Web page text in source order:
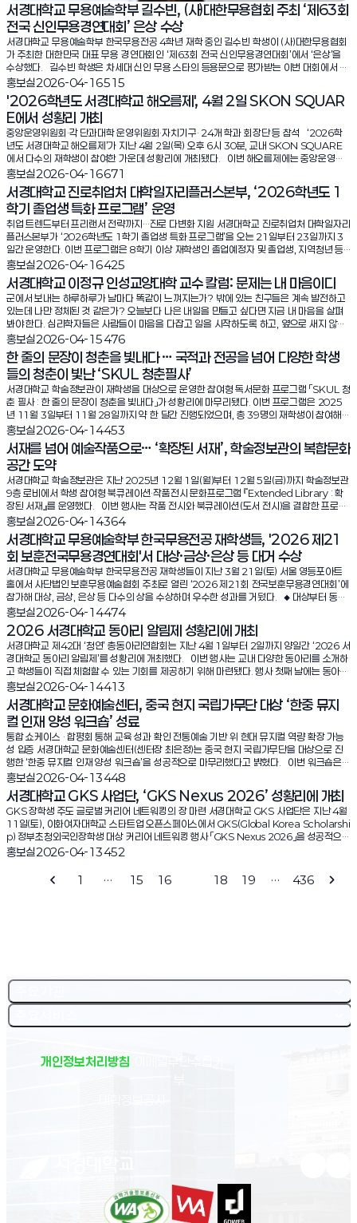
서경대학교 무용예술학부 길수빈, (사)대한무용협회 주최 ‘제63회
전국 신인무용경연대회’ 은상 수상
서경대학교 무용예술학부 한국무용전공 4학년 재학 중인 길수빈 학생이 (사)대한무용협회
가 주최한 대한민국 대표 무용 경연대회인 ‘제63회 전국 신인무용경연대회’에서 ‘은상’을
수상했다. 길수빈 학생은 차세대 신인 무용 스타의 등용문으로 평가받는 이번 대회에서 지
난 3월 28일(토) 열린 한국무용 전통명작무 부문에 ‘여울’이라는 작품으로 출전해 본선에
진출했다. 이어 4월 3일(금) 개최된 본선 무대에서 치열한 경연 끝에 ‘은상’을 수상하는 성
과를 거뒀다. 이번 대회 참가와 수상은 학생 개인의 기량과 경험을 한층 더 발전시키는 계
기가 되었을 뿐만 아니라, 서경대학교 무용예술학부의 우수성을 널리 알리고 학교의 위상을
높이는 데에도 크게 기여했다.
홍보실2026-04-16조회수:
515
'2026학년도 서경대학교 해오름제', 4월 2일 SKON SQUAR
E에서 성황리 개최
중앙운영위원회·각 단과대학 운영위원회·자치기구· 24개 학과 회장단 등 참석 ‘2026학
년도 서경대학교 해오름제’가 지난 4월 2일(목) 오후 6시 30분, 교내 SKON SQUARE
에서 다수의 재학생이 참여한 가운데 성황리에 개최됐다. 이번 해오름제에는 중앙운영위
원회인 총학생회를 비롯해 각 단과대학(이공대학, 사회과학대학, 인문과학대학, 예술대학,
미래융합대학) 학생회, 자치기구(신문사, 총동아리연합회), 그리고 각 학과(부) 회장단과 단
과대학 소속 국장 및 수습부원, 일반 학우들이 참석해 자리를 빛냈다. 해오름제는 대학 구
성원들이 한 해의 안녕과 무사를 기원하며 결속을 다지는 행사로, 향후 진행될 다양한 교내
행사의 안전을 기원하는 의미를 담고 있다. 이날 행사에서는 무대 중앙에 제사상이 마련됐
으며, 돼지 머리를 포함한 제물 앞에서 참석자들이 두 차례 절을 올리고 막걸리를 나누는 순
서로 진행됐다. 제사는 총학생회를 시작으로 인문과학대학, 사회과학대학, 이공대학, 예술
대학, 미래융합대학, 자치기구 순으로 이어졌다. 이날 해오름제는 교내 주요 학생 대표자들
의 노고를 격려하고 향후 활동의 안전을 기원하는 취지로 진행됐으며, 총학생회의 제사를
끝으로 마무리됐다. 해오름제를 주관한 서경대학교 제54대 'CO:RE' 총학생회 총학생회장
구진모(불어전공 23학번) 학우는 “2026년 새 학기를 맞아 진행된 해오름제를 통해 교내
모든 구성원들이 뜻하는 바를 이루고, 앞으로 이어질 다양한 행사 또한 안전하고 성공적으
로 진행되기를 바란다”며 “특히 다가오는 대동제 역시 즐겁고 뜻깊은 축제가 되기를 기원한
다”고 전했다. 사회과학대학 제28대 학생회 ‘여정’ 학생회장 유아영(군사학과 23학번) 학
우는 “먼저 동아리 알림제와 해오름제를 위해 힘써준 총동아리연합회에 깊은 감사의 말씀
을 드린다”며 “여정 사회과학대를 비롯해 경영학부, 공공인재학부, 군사학과, 아동청소년학
과 등 모든 단위 학과 학생회가 올 한 해 동안 사고 없이 안전하게 활동하며, 각자의 목표를
잘 이루어 나가기를 바란다”고 전했다. 미래융합대학 제2학생회 ‘영원’ 학생회장 정채윤(공
공인재전공 23학번) 학우는 “새롭게 시작하는 한 해인 만큼 모든 학우들이 각자의 자리에
서 최선을 다해 의미 있는 시간을 보내길 바란다”며 “앞으로 진행될 다양한 학내 활동과 행
사 속에서 서로 협력하고 배려하며 좋은 분위기를 만들어가길 기대한다”고 말했다. 이어
“모든 일정이 안전하게 진행되고, 학우 모두가 만족할 수 있는 한 해가 되길 바라며, 학생회
역시 학우들의 목소리에 귀 기울여 더 나은 학교생활을 위해 노력하겠다”고 덧붙였다. 이
번 해오름제는 새 학기의 시작을 알리며 학우들의 단합과 안전을 기원하는 자리로 의미를
더했다. 앞으로 이어질 다양한 교내 행사 또한 모든 구성원의 참여 속에서 안전하고 성공적
으로 진행되길 기대한다. <홍보실=최다희 학생기자>
홍보실2026-04-16조회수:
671
서경대학교 진로취업처 대학일자리플러스본부, ‘2026학년도 1
학기 졸업생 특화 프로그램’ 운영
취업 트렌드부터 프리랜서 전략까지…진로 다변화 지원 서경대학교 진로취업처 대학일자리
플러스본부가 ‘2026학년도 1학기 졸업생 특화 프로그램’을 오는 21일부터 23일까지 3
일간 운영한다. 이번 프로그램은 8학기 이상 재학생인 졸업예정자 및 졸업생, 지역청년 등
을 대상으로, 급변하는 채용 환경에 대응할 수 있는 실질적 취업 전략 수립과 자기주도적 커
리어 설계를 지원하는 데 목적을 두고 기획 되었다. 특히 2026년 채용 트렌드 분석을 기
반으로 산업 변화에 따른 직무 역량을 파악, 개인의 특성과 경력을 반영한 맞춤형 진로 설계
를 지원하여 진출 분야의 다변화를 도모할 예정이다. 주요 내용은 △2026 채용 트렌드 및
취업 전략 △개인 맞춤형 커리어 로드맵 설계 △프리랜서 특강(효율적 재무관리/전문가로서
의 생존전략) 등이다. 참여자들은 이번 프로그램을 통해 최신 채용시장에 대한 이해를 높
이고, 자신의 역량과 적성에 맞는 진로를 설계함으로써 취업 경쟁력을 강화할 수 있을 것으
로 기대된다. 또한 재무관리 및 수익 다각화 전략 교육을 통해 사회초년생으로서의 경제적
자립 기반을 마련하는 데에도 도움을 받을 수 있다. 프로그램 운영 방식은, 졸업생 및 지역
청년들의 접근성과 편의성을 고려하여 전 회차 모두 비대면 온라인(ZOOM)으로 진행될
예정이다. 허성민 서경대학교 진로취업처장 겸 대학일자리플러스본부장은 “이번 프로그
램은 단순한 취업 정보 제공을 넘어, 변화하는 고용환경 속에서 다양한 진로를 설계할 수 있
도록 지원하는 데 중점을 두었다”며, “앞으로도 졸업생과 지역청년의 지속 가능한 커리어
개발을 위한 실질적인 프로그램을 확대해 나가겠다”고 밝혔다. 서경대학교 진로취업처 대
학일자리플러스본부는 2026년 고용노동부 주관 대학일자리플러스센터 사업 수행기관으
로 대학 내 각종 취업 지원 인프라 및 서비스 전달체계를 활용하여 청년의 노동시장 진입을
지원하고 정부의 주요 청년일자리 사업 전반에 대한 홍보 등 고용서비스 전달기능을 수행하
고 있다. 서경대학교 진로취업처 대학일자리플러스본부는 인스타그램(@seokyeong_j
ob)과 카카오채널(채널명 : 서경대학교 대학일자리플러스본부)를 개설하여 다양한 홍보와
함께 1:1 카카오톡 상담을 진행하고 있다. <관련기사> 조선일보 https://news.chosu
n.com/pan/site/data/html_dir/2026/04/16/2026041601515.html 중앙일보
https://www.joongang.co.kr/article/25420656 대학저널 https://dhnews.co.k
r/news/view/1065573700389130 베리타스알파 https://www.veritas-a.com/
news/articleView.html?idxno=606102 교수신문 https://www.kyosu.net/ne
ws/articleView.html?idxno=203939 뉴시스 https://www.newsis.com/view/
NISX20260417_0003595880] 내일신문 https://www.naeil.com/news/read/
585801?ref=naver 네이트뉴스 https://news.nate.com/view/20260417n196
01
홍보실2026-04-16조회수:
425
서경대학교 이정규 인성교양대학 교수 칼럼: 문제는 내 마음이다
군에서 보내는 하루하루가 날마다 똑같이 느껴지는가? 밖에 있는 친구들은 계속 발전하고
있는데 나만 정체된 것 같은가? 오늘보다 나은 내일을 만들고 싶다면 지금 내 마음을 살펴
봐야 한다. 심리학자들은 사람들이 마음을 다잡고 일을 시작하도록 하고, 옆으로 새지 않고
목표를 달성하도록 만드는 심리적 에너지를 ‘동기’라고 부른다. 동기는 상황에 따라 공부하
려는 학습 동기, 목표를 성취하려는 성취 동기, 사람들과 친해지고 싶은 친화 동기 등 다양하
게 존재한다. 지겹도록 힘든 공부를 즐거운 일로 바꾼 하버드대 애머바일 교수의 이야기가
있다. 그녀의 학부 전공은 화학이었고, 죽어라 공부해 수석 졸업했다. 그런데 화학은 정말 재
미가 없었다. 진로를 고민하던 어느 날, 교수회관 앞을 지나던 그녀는 화학과 교수들이 너무
도 즐겁게 화학을 웃으면서 얘기하는 것을 보게 됐다. 어떻게 어려운 화학을 저렇게 웃으면
서 얘기할 수 있는지 궁금했다. 이 궁금증을 해결하기 위해 대학원을 심리학으로 전과해 사
람은 무엇 때문에 행동하고 성공하는지를 연구해 지금은 세계적인 ‘동기’ 학자가 됐다. 마
음을 다잡고 공부하려고 책상에 앉았는데 부모님이 “공부해라!”라고 소리치면 열심히 공부
하고 싶은 마음이 싹 가시는 경우가 있다(군에서도 마찬가지다). 이게 바로 열심히 공부하고
싶었던 나의 ‘내적 동기’가 부모님의 잔소리인 ‘외적 동기’에 의해 싹 사라지는 것이다. 여기
서 ‘내적 동기’란 내 안에서 일어나는 자발적인 즐거움과 열정, 흥미로 일을 하는 동기다. 반
대로 ‘외적 동기’란 나의 외부에서 주어지는 인정, 평가, 칭찬, 승진, 금전적 보상 때문에 일
을 하는 동기를 말한다. 심리학자 데시와 라이언의 유명한 축구 실험을 보면 이해가 된다.
축구가 마냥 좋았던 아이들은 학교가 끝나자마자 운동장에 모여 땀 흘리며 공을 차고 있었
다(내적 동기 충만!). 이때 두 심리학자가 아이들에게 다가가 용돈 10달러씩을 줬다(금전적
인 보상이란 외적 동기 개입). 그 다음 주에 또 10달러를 줬다. 몇 주를 거듭해 10달러씩 주
자 이제 아이들은 축구는 건성이었고, 심리학자들이 언제 오는지에만 관심이 있었다. 그러
던 어느 날 심리학자가 오늘은 돈이 없다면서 1달러씩을 주었다. 그러자 아이들이 “내가 1
달러 받으려고 축구 경기를 하느냐”면서 축구공을 걷어차 버렸다. 처음에는 축구 자체가 좋
아서(내적 동기) 했지만, 돈이라는 외적 동기가 즐거운 아이들의 내적 동기를 해친다는 실험
이다. 또 하버드대 심리학 교수인 엘렌 랭거의 유명한 호텔 실험이 있다. 연구진은 호텔 객
실 청소부 84명 중 절반에게 “당신들이 매일 하는 청소 업무(시트 갈기, 진공청소기 사용
등)가 사실은 좋은 운동이며, 하루 운동 권장량을 충족한다”는 사실을 구체적인 칼로리 소모
량과 함께 알려줬다. 4주 후, 자신의 업무를 ‘운동’으로 인식하게 된 그룹은 실제 생활 방식
이나 업무 강도에 변화가 없었음에도 불구하고 체중, 체지방, 체질량지수(BMI)가 유의미하
게 감소하는 결과를 보였다. 그러나 자기 일을 피곤한 노동으로만 생각한 청소부들은 아무
런 신체적 변화가 없었다는 결과가 나타났다. 지금 몸도 마음도 힘든 군 생활을 하면서도,
내가 어떻게 생각하느냐에 따라 같은 군 생활을 성공의 발판으로 삼을지, 고달픈 시간 때우
기로 낭비할지는 오로지 나에게 달려 있다. 오늘 내 마음먹기에 따라 내일의 나는 분명 달라
진다. 지휘관(자)도 이러한 점을 잘 알면 병영생활에 도움이 될 것이다. <원문출처> 국방
일보 https://kookbang.dema.mil.kr/newsWeb/20260413/2/ATCE_CTGR_0
050020000/view.do
홍보실2026-04-15조회수:
476
한 줄의 문장이 청춘을 빛내다 … 국적과 전공을 넘어 다양한 학생
들의 청춘이 빛난 ‘SKUL 청춘필사’
서경대학교 학술정보관이 재학생을 대상으로 운영한 참여형 독서문화 프로그램 「SKUL 청
춘 필사 : 한 줄의 문장이 청춘을 빛내다」가 성황리에 마무리됐다. 이번 프로그램은 2025
년 11월 3일부터 11월 28일까지 약 한 달간 진행되었으며, 총 39명의 재학생이 참여해
높은 관심과 호응을 이끌었다. 단순한 독서를 넘어 ‘필사’라는 방식을 통해 책을 깊이 있게
경험하도록 기획되어, 학생들의 자기 성찰과 표현 역량을 동시에 높였다는 평가를 받았다.
◆ 필사로 확장된 독서 경험… ‘청춘’을 기록하다 프로그램은 참가자가 스스로 ‘청춘’과 관
련된 도서를 선정한 뒤. 인상 깊은 문장을 필사 노트에 옮겨 적고 이에 대한 생각과 감상을
자유롭게 표현하는 방식으로 운영됐다. 또한 참여 학생에게 비교과 포인트를 제공해 참여
동기를 높이고, 자발적인 독서 참여를 유도했다. 심사는 학술정보관위원회 위원들이 참여
해 ▲도서 선정의 적절성 ▲표현력 ▲가독성 ▲ 시각적 완성도 ▲분량 등을 기준으로 진행됐
다. 사전에 마련된 심사 기준표를 활용해 공정성과 객관성을 확보했으며, 최우수 1명, 우수
4명, 장려 6명 등 총 11명의 수상자가 선정됐다. ◆ 최우수상 김유솔(디자인학부 23) 소
감…“문장을 옮겼을 뿐인데, 달라진 것은 ‘나’였다” 최우수상을 수상한 김유솔(디자인학부 2
3)은 “필사는 단순히 문장을 옮겨 쓰는 작업이 아니라, 스스로를 돌아보는 과정이라는 것을
깨달았다”며 “문장을 대하는 태도와 시간을 바라보는 시선까지 변화한 경험이었다”고 밝혔
다. 이어 “언젠가는 지금의 시간도 지나가겠지만, 그렇기 때문에 더욱 빛나는 것이라 생각
하게 됐다”며 “앞으로도 마음에 남는 문장을 만나면 그냥 지나치지 않고 천천히 읽고, 때로
는 직접 기록하고 싶다”고 전했다. 또한 “이번 필사 프로그램을 통해 나 자신을 돌아보고
스스로를 위로하는 시간을 가질 수 있었다”며 “뜻밖의 결과까지 얻게 되어 놀랍고 감사하
다”고 소감을 덧붙였다. ◆ 참여 학생들의 높은 만족도… 성찰에서 성장으로 참가 학생들은
이번 프로그램이 단순한 글쓰기 활동을 넘어 자신을 돌아보는 의미 있는 시간이었다고 입을
모았다. “문장을 곱씹는 과정에서 나 자신의 생각을 돌아보게 되었고, 바쁜 일상 속에서 잠
시 멈춰 설 수 있는 계기가 됐다.” “문장에 오래 머무르며 스스로를 위로하고 돌아볼 수 있
었고, 앞으로도 글을 통해 생각을 정리하며 성장하고 싶다.” “작품을 깊이 이해하는 동시에
인간관계와 청춘에 대한 고민을 돌아보는 계기가 되었고, 이를 성장 과정의 일부로 받아들
이게 됐다” “책을 다시 찾게 된 계기가 되었으며, 글을 쓰고 꾸미는 과정에서 창의력까지
기를 수 있어 더욱 의미 있었다.” 이처럼 「SKUL 청춘필사」 프로그램은 참여 학생들로부
터 높은 만족도를 이끌어냈다. ◆ 참여형 독서문화 모델 제시… 복합문화공간으로의 확장
이번 프로그램은 필사 활동을 중심으로 한 참여형 독서문화 모델을 제시하며, 독서 경험을
학습과 일상으로 확장하는 계기를 마련했다. 또한 비교과 프로그램과의 연계를 통해 학생들
의 참여 접근성을 높이고, 학술정보관이 단순한 자료 제공 공간을 넘어 ‘복합문화공간’으로
자리매김하는 데 기여했다는 점에서 의미가 크다. 학술정보관 관계자(사서 이수영)는 “「S
KUL 청춘필사」는 외국인 유학생을 포함해 다양한 전공의 재학생들이 참여했다는 점에서
더욱 의미가 있었다”며 “앞으로도 국적과 전공을 불문하고 누구나 참여할 수 있는 프로그램
을 확대해, 모든 학생이 어우러지는 열린 독서문화 환경을 조성해 나가겠다”고 밝혔다.
홍보실2026-04-14조회수:
453
서재를 넘어 예술작품으로… ‘확장된 서재’, 학술정보관의 복합문화
공간 도약
서경대학교 학술정보관은 지난 2025년 12월 1일(월)부터 12월 5일(금)까지 학술정보관
9층 로비에서 학생 참여형 북큐레이션·작품전시 문화프로그램 『Extended Library : 확
장된 서재』를 운영했다. 이번 행사는 작품 전시와 북큐레이션(도서 전시)을 결합한 프로그
램으로, 전시와 독서 경험을 함께 확장하는 학생 참여형 문화 프로그램으로 진행됐다. ◆ 책
속 이야기가 현실로… 문학을 시각화한 전시 12월 1일(월)부터 12월 5일(금)까지 진행된
전시는 ‘문학에서 영감받은 작품’을 주제로 디자인학부 라이프스타일 전공 SESI가 참여했
다. ▲리틀 포레스트 ▲찰리와 초콜릿 공장 ▲코렐라인 ▲위대한 쇼맨 등 원작 문학을 바탕으
로, SESI만의 시선으로 재해석한 작품들이 섹션별로 구성되었다. 이를 통해 문학과 디자인,
예술을 유기적으로 연결되는 전시를 선보였다. 또한 작품 설명 및 전광판 홍보 영상을 한국
어·중국어·베트남어로 제작하여 외국인 학생들도 자유롭게 감상할 수 있도록 했다. ◆ “힐링
전시로 호평”… 유학생까지 공감한 ‘확장된 서재’ 전시를 관람한 학생은 “시험기간이라 지치
고 힘들었는데 따뜻한 전시 작품 덕에 힐링이 됐다”, “작품 속 세계를 시각적으로 구현한 점
이 신기하고 인상적이다.”라는 소감을 남겼다. 중국 유학생 역시 “중국어로 번역된 작품 설
명과 영상이 있어 매우 좋았다. 도서관에서 이런 디자인 작품을 접할 수 있어 기뻤고, 앞으로
도 더 많은 전시가 열리길 바란다.”고 전했다. 이번 전시는 SESI 학생들이 기획과 전시 전
과정에 자발적으로 참여한 학생 주도 프로그램으로 운영되었다. 관람객 또한 감상평을 작성
하고 의견을 나누며, 전시 공간은 자연스럽게 소통 중심의 공간으로 확장됐다. 디자인학부
라이프스타일 전공 SESI 회장 김예원(디자인학부 23) 학생은 “이번 전시는 문학 작품에서
받은 인상을 각자의 시선으로 재해석하고 시각화하며, 문학과 사람의 연결고리를 탐구한 시
도였다”고 설명했다. 이어 “협력과 소통을 바탕으로 부원들이 함께 전시를 완성해 나간 의
미 있는 과정이었으며, 이를 통해 협동의 중요성과 공동 창작의 가치를 확인할 수 있었다”고
전했다. 또한 “전시를 지원해준 학술정보관 관계자들과 관람객들의 관심 덕분에 전시의 의
미가 더욱 빛났다”며 “이번 경험이 앞으로의 활동에 소중한 밑거름이 되길 바란다.”고 덧붙
였다. ◆ 전시에서 독서로… 1,600권 북큐레이션으로 완성된 연결 전시와 함께 진행된 북
큐레이션은 12월 2일(화)부터 12월 4일(목)까지 3일간 ‘확장된 서재’를 주제로 운영됐다.
서가에서 선별한 주제별 신간도서 및 인기도서 1,600여권을 주제별로 구성하여 전시와 연
계된 독서 경험을 제공했다. 또한 북큐레이션 도서를 대출하는 연체자를 대상으로 연체 해
제 혜택을 제공하는 이벤트를 진행해 학생들의 참여를 유도했다. 학술정보관 관계자(사서
이수영)는 “「Extended Library : 확장된 서재」는 서가에 머물던 자료가 창의적이고 예술
적인 형태로 확장될 수 있음을 보여준 프로그램‘이라며, “전시 참여 학생과 관람객이 함께
기가 되었다”고 밝혔다. 이어 ”앞으로도 학술정보관이 단순한 도서 대출·반납 공간을 넘어
홍보실2026-04-14조회수:
364
서경대학교 무용예술학부 한국무용전공 재학생들, '2026 제21
회 보훈전국무용경연대회'서 대상·금상·은상 등 대거 수상
서경대학교 무용예술학부 한국무용전공 재학생들이 지난 3월 21일(토) 서울 영등포아트
홀에서 사단법인 보훈무용예술협회 주최로 열린 ‘2026 제21회 전국보훈무용경연대회’에
참가해 대상, 금상, 은상 등 다수의 상을 수상하며 우수한 성과를 거뒀다. ◆ 대상부터 동상
까지… 전 학년에 걸친 고른 성과 먼저, 4학년 원소현 학생은 대학부 명작 부문에서 ‘최현류
비상’으로 출전해 ‘대상’을 수상했다. 같은 학년의 이다영 학생은 전통 부문 ‘이매방류 승
무‘로 ‘금상’을, 김나현 학생은 창작 부문 ‘그리움...그 끝’으로 ‘은상’을 수상했다. 3학년에서
도 우수한 성과가 이어졌다. 조현채 학생은 명작 부문 ‘설장고’로 ‘금상’을, 김하연 학생은 창
작 부문 ‘결코 잊지 않으리’로 ‘동상’을 받았다. 홍민서 학생은 전통부문 ‘강선영류 태평무’로
‘동상’을 수상했다. 2학년 박예인 학생은 명작 부문 ‘최현류 여울’로 ‘대상’을 수상하며 뛰어
난 기량을 입증했다. 1학년에서도 다수의 수상자가 배출됐다. 강지원 학생은 창작 부문 ‘바
다 나비’로 ‘대상’을, 김시현 학생은 ‘白番‘으로 ’금상‘을 수상했다. 김지민 학생은 창작 부문
’나븨, 봄을 탐하니‘로 ’금상‘을, 심승현 학생은 창작 부문 ’부름이 들리지 않게 하소서‘로 ’은
상‘을, 황이현 학생은 창작 부문 ’손 닿지 않을 끝에 청하노니‘로 ’은상‘을 각각 수상했다. ◆
전통과 창작을 아우르는 무용 경연대회 사단법인 보훈무용예술협회는 순국선열과 호국영
령의 숭고한 희생정신을 기리고, 국민의 호국, 보훈 의식과 애국정신 함양을 위해 설립된 단
체다. ’보훈전국무용경연대회‘는 한국무용, 발레, 현대무용을 본래의 가치에 맞게 보전·전
수하고, 무용 보급과 전문 인력 양성을 목표로 매년 개최되고 있다. 대회는 유치부, 초등부,
고등부, 일반부 등 다양한 부문으로 나뉘어 진행된다. ◆ “전문 무용수로 성장하는 값진 경
험” 이번 대회에서의 대거 수상은 서경대학교 무용예술학부의 경쟁력을 전국적으로 알리는
또 한 번의 계기가 되었으며, 서경대학교의 위상과 대외적 평판을 한층 높이는 성과로 이어
졌다. 또한 학생들은 대회 참가와 수상 경험을 통해 그동안 갈고 닦은 기량을 발휘하고, 실
전 무대에서의 값진 경험을 쌓는 기회를 가졌다. 서경대학교 무용예술학부 학부장 전순희
교수는 “우리 학생들이 전국 규모의 유수 무용 경연대회에서 우수한 성적을 거둬 매우 자랑
큰 도움이 된다”고 밝혔다. 이어 “무용경연대회 출전은 진로 탐색과 취업 준비에 중요한 경
홍보실2026-04-14조회수:
474
2026 서경대학교 동아리 알림제 성황리에 개최
서경대학교 제42대 ‘청연’ 총동아리연합회는 지난 4월 1일부터 2일까지 양일간 ‘2026 서
경대학교 동아리 알림제’를 성황리에 개최했다. 이번 행사는 교내 다양한 동아리를 소개하
고 학생들이 직접 체험할 수 있는 기회를 제공하기 위해 마련됐다. 행사 첫째 날에는 동아리
부스 운영이 중심을 이루었으며, 둘째 날에는 부스 운영과 함께 동아리 공연이 진행되어 더
욱 다채로운 프로그램이 펼쳐졌다. 모든 부스는 오전 10시부터 오후 6시까지 운영되었고,
다양한 푸드트럭도 함께 참여해 학생들이 자유롭게 먹거리를 즐길 수 있도록 했다. 각 동아
리 역시 개성 있는 부스를 운영하며 행사에 활기를 더했다. 먹거리 판매를 비롯해 간단한 게
임, 체험형 프로그램 등 다양한 콘텐츠를 마련해 학생들의 발길을 끌었으며, 현장에서는 동
아리별 특색이 드러나는 참여형 활동이 이어졌다. 총학생회는 동아리 알림제 기간 동안 ‘돗
자리 대여 사업’을 운영해 눈길을 끌었다. 이는 공연을 보다 쾌적하고 편안하게 관람할 수 있
도록 기획된 프로그램으로, 학생회비 납부자는 무료, 미납부자는 3,000원의 비용으로 이
용할 수 있었다. 총동아리연합회 ‘청연’ 부스에서도 다양한 이벤트가 진행됐다. 특히 행사기
간 중 하루에만 진행된 ‘생맥주 행사’는 서경포탈 또는 학생증을 제시하면 무료로 생맥주를
제공하는 프로그램으로, 학생들의 큰 호응을 얻었다. 또한, ‘스탬프 투어’ 이벤트는 15개
동아리 부스 중 5곳 이상을 체험한 뒤 도장을 받아 추첨함에 응모하는 방식으로 진행됐다.
4월 2일 오후 4시 30분 추첨을 통해 다양한 경품이 증정됐으며, 1등은 에어팟 4세대(1
명), 2등은 백화점 상품권 10만 원권(2명), 3등은 배달의민족 상품권 1만 원권(5명)이 제
인스타그램 팔로우 및 스토리 업로드 이벤트, 복권 이벤트, 폴라로이드 촬영, 초 맞추기 게임
등 다양한 참여형 프로그램이 마련되어 학생들의 적극적인 참여를 이끌어냈다. 둘째 날에
홍보실2026-04-14조회수:
413
서경대학교 문화예술센터, 중국 현지 국립가무단 대상 ‘한중 뮤지
컬 인재 양성 워크숍’ 성료
통합 쇼케이스 · 합평회 통해 교육 성과 확인 전통예술 기반 위 현대 뮤지컬 역량 확장 가능
성 입증 서경대학교 문화예술센터(센터장 최은정)는 중국 현지 국립가무단을 대상으로 진
행한 ‘한중 뮤지컬 인재 양성 워크숍’을 성공적으로 마무리했다고 밝혔다. 이번 워크숍은 3
월 23일부터 4월 11일까지 3주간 진행됐다. 서경대학교 문화예술센터 주관으로 공연예
술학부 뮤지컬전공 교수진이 참여해 보컬, 음악, 안무 등 각 분야별 심화 마스터클래스 형태
로 운영됐다. 참가 단원들은 집중 교육을 통해 현대 뮤지컬의 표현 방식과 창작 훈련 시스
템을 직접 체험했으며, 실전 중심의 트레이닝을 통해 무대 표현 역량 확장의 가능성을 확인
했다. 이번 워크숍에 참여한 가무단은 전통 가무를 중심으로 축적된 공연 역량과 안정적인
조직 체계를 바탕으로 활동해 온 중국의 국립 예술단체다. 최근에는 시대 변화에 발맞춘 새
로운 무대예술 확장을 모색해 왔으며, 이번 교육을 통해 전통예술 기반 위에 보컬, 음악, 안
전문 인력과 체계적 운영 기반을 바탕으로 향후 자체적인 뮤지컬 교육 및 제작 시스템으로
였고, 이를 통해 해당 가무단의 뮤지컬 수행 역량과 향후 발전 가능성이 확인됐다. 현장에서
정적으로 평가됐다. 이어 열린 합평회에는 가무단 주요 관계자를 비롯해 최은정 서경대학
전공 특임교수, 오성민·홍세정·김태윤 교수, 류해문 뮤지컬온라인 대표 등이 참석해 교육 성
단기 연수에 그치지 않고, 향후 정기적인 마스터클래스와 공동 창작, 예술교육 교류로 이어
질 수 있는 기반을 마련했다는 데 의미를 모았다. 또한 참가 단원들에게 개별 아티스트 리포
지닌 전통예술의 깊이와 서경대학교의 체계적인 K-뮤지컬 교육 역량이 만나 의미 있는 성
과를 만들어낸 사례”라며 “이를 계기로 양 기관이 실질적인 교육과 창작 협력 모델을 함께
구축해 나가길 기대한다”고 말했다. <관련기사> 조선일보 http://news.chosun.com/
홍보실2026-04-13조회수:
448
서경대학교 GKS 사업단, ‘GKS Nexus 2026’ 성황리에 개최
GKS 장학생 주도 글로벌 커리어 네트워킹의 장 마련 서경대학교 GKS 사업단은 지난 4월
11일(토), 이화여자대학교 스타트업 오픈스페이스에서 GKS(Global Korea Scholarshi
p) 정부초청외국인장학생 대상 커리어 네트워킹 행사 「GKS Nexus 2026」을 성공적으로
개최했다. 이번 행사는 국내 최대 외국인 유학생 커뮤니티 ‘알럽코’와 글로벌 인재 검증 솔루
이번 행사는 서경대학교 GKS 장학생들이 직접 기획하고 운영한 프로그램으로, 장학생 주
도의 자율적 네트워크 형성이라는 점에서 큰 의미를 더했다. 특히 한국 취업에 관심 있는 G
참가자들에게 실질적인 진로 설계 방향을 제시했다는 평가를 받았다. 이어진 네트워킹 시간
계기가 마련되었다. 이번 행사에 참여한 장학생들은 프로그램 전반에 대해 높은 만족도를
한 국가의 GKS 친구들과 직접 만나 이야기를 나눌 수 있어 매우 의미 있는 시간이었다”며,
“특히 선배들의 실제 취업 경험을 들으면서 앞으로의 진로를 보다 구체적으로 그려볼 수 있
목표로 운영될 예정이다. <관련기사> 중앙일보 https://www.joongang.co.kr/articl
e/25419651 대학저널 https://dhnews.co.kr/news/view/106557372827463
1 베리타스알파 https://www.veritas-a.com/news/articleView.html?idxno=60
홍보실2026-04-13조회수:
452
이전 페이지
1 … 15 16 18 19 … 436
다음
개인정보처리방침